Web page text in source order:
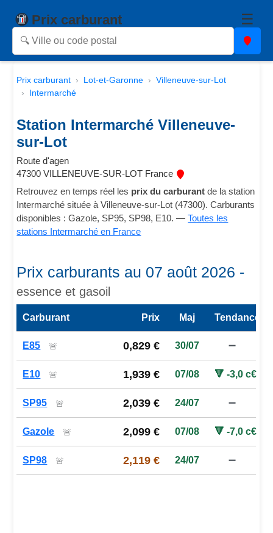
Prix carburant ☰
Prix carburant Lot-et-Garonne
Villeneuve-sur-Lot
Intermarché
Station Intermarché Villeneuve-
sur-Lot
Route d'agen
47300 VILLENEUVE-SUR-LOT France
Retrouvez en temps réel les prix du carburant de la station
Intermarché située à Villeneuve-sur-Lot (47300). Carburants
disponibles : Gazole, SP95, SP98, E10. —Toutes les
stations Intermarché en France
Prix carburants au 07 août 2026 -
essence et gasoil
Carburant Prix Maj Tendance
E85 🚨 0,829 € 30/07 ➖
E10 🚨 1,939 € 07/08 🔻 -3,0 c€
SP95 🚨 2,039 € 24/07 ➖
Gazole 🚨 2,099 € 07/08 🔻 -7,0 c€
SP98 🚨 2,119 € 24/07 ➖